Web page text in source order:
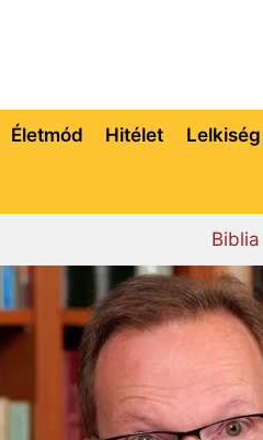
Életmód Hitélet Lelkiség